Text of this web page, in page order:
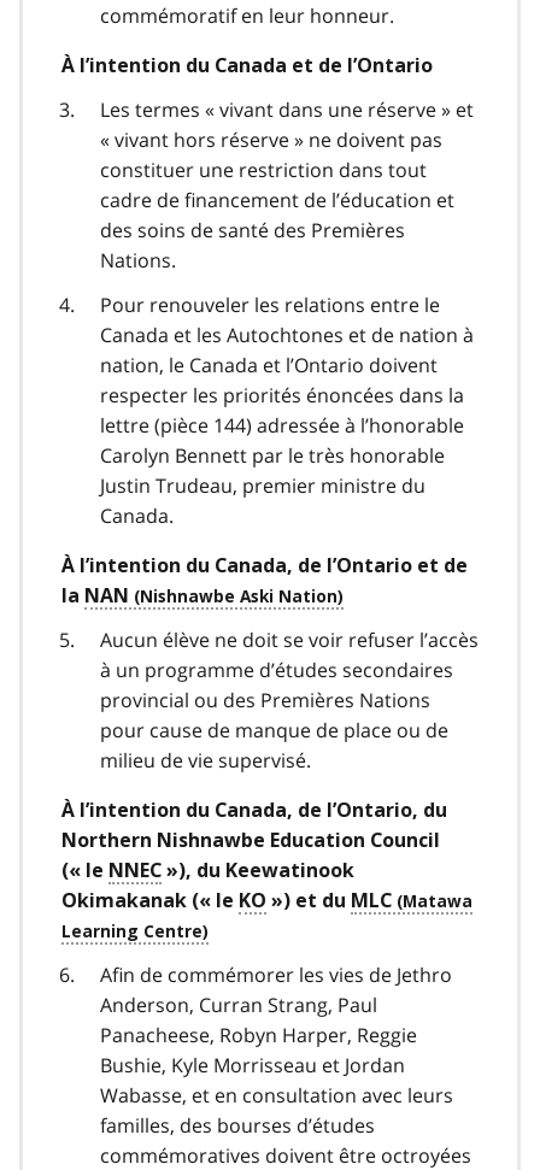
commémoratif en leur honneur.
À l’intention du Canada et de l’Ontario
Les termes « vivant dans une réserve » et
« vivant hors réserve » ne doivent pas
constituer une restriction dans tout
cadre de financement de l’éducation et
des soins de santé des Premières
Nations.
Pour renouveler les relations entre le
Canada et les Autochtones et de nation à
nation, le Canada et l’Ontario doivent
respecter les priorités énoncées dans la
lettre (pièce 144) adressée à l’honorable
Carolyn Bennett par le très honorable
Justin Trudeau, premier ministre du
Canada.
À l’intention du Canada, de l’Ontario et de
la NAN
Aucun élève ne doit se voir refuser l’accès
à un programme d’études secondaires
provincial ou des Premières Nations
pour cause de manque de place ou de
milieu de vie supervisé.
À l’intention du Canada, de l’Ontario, du
Northern Nishnawbe Education Council
(« le NNEC »), du Keewatinook
Okimakanak (« le KO ») et du MLC
Afin de commémorer les vies de Jethro
Anderson, Curran Strang, Paul
Panacheese, Robyn Harper, Reggie
Bushie, Kyle Morrisseau et Jordan
Wabasse, et en consultation avec leurs
familles, des bourses d’études
commémoratives doivent être octroyées